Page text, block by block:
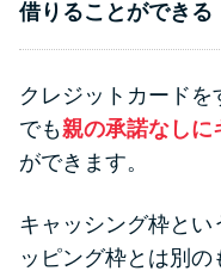
借りることができる
クレジットカード
でも親の承諾なしに
ができます。
キャッシング枠とい
ッピング枠とは別